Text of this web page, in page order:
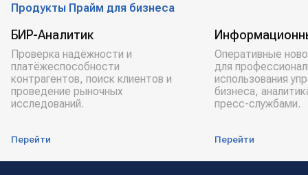
Продукты Прайм для бизнеса
БИР-Аналитик
Проверка надёжности и
платёжеспособности
контрагентов, поиск клиентов и
проведение рыночных
исследований.
Перейти
Оперативные
для
использования
бизнеса,
пресс-службами.
Перейти